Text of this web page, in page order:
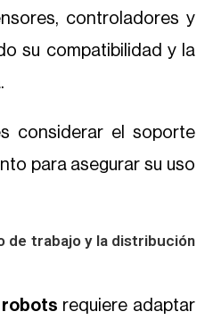
controladores y
su compatibilidad y la
considerar el soporte
para asegurar su uso
de trabajo y la distribución
requiere adaptar